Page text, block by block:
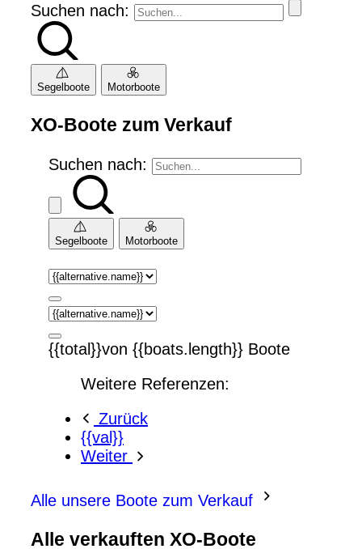
Suchen nach:
Segelboote Motorboote
XO-Boote zum Verkauf
Suchen nach:
Segelboote Motorboote
{{total}}von {{boats.length}} Boote
Weitere Referenzen:
Zurück
{{val}}
Weiter
Alle unsere Boote zum Verkauf
Alle verkauften XO-Boote